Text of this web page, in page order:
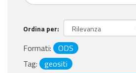
Ordina per
Formati:
ODS
Tag:
geositi